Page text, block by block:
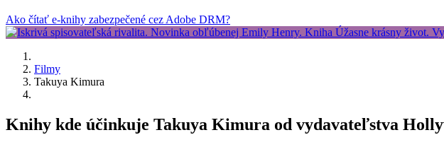
Ako čítať e-knihy zabezpečené cez Adobe DRM?
Filmy
Takuya Kimura
Knihy kde účinkuje Takuya Kimura od vydavateľstva